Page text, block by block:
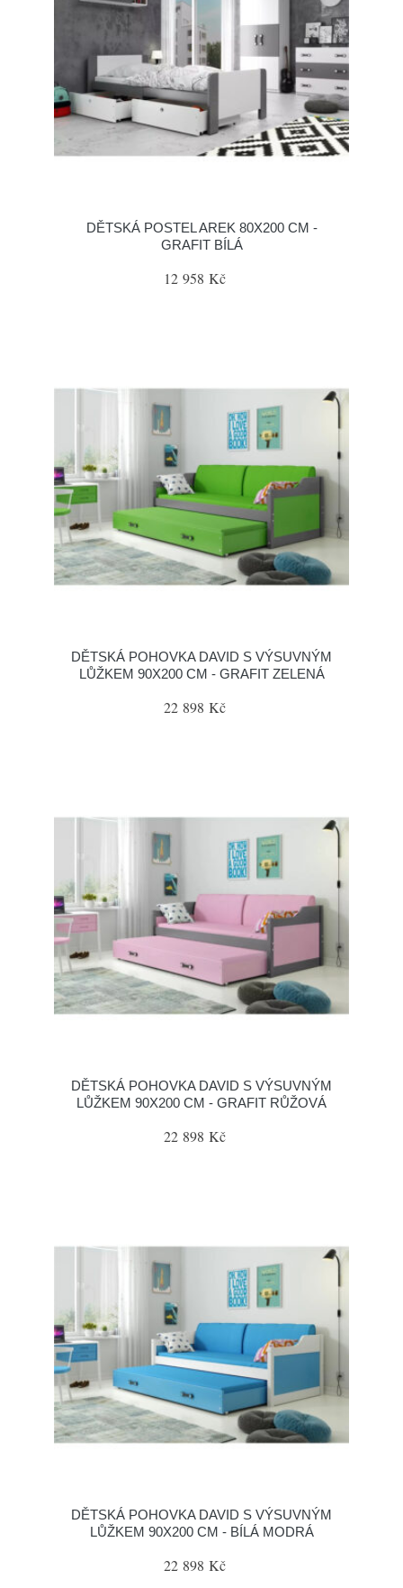
DĚTSKÁ POSTEL AREK 80X200 CM -
GRAFIT BÍLÁ
12 958 Kč
DĚTSKÁ POHOVKA DAVID S VÝSUVNÝM
LŮŽKEM 90X200 CM - GRAFIT ZELENÁ
22 898 Kč
DĚTSKÁ POHOVKA DAVID S VÝSUVNÝM
LŮŽKEM 90X200 CM - GRAFIT RŮŽOVÁ
22 898 Kč
DĚTSKÁ POHOVKA DAVID S VÝSUVNÝM
LŮŽKEM 90X200 CM - BÍLÁ MODRÁ
22 898 Kč